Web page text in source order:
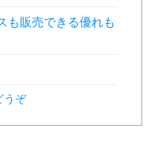
も販売できる優れも
うぞ